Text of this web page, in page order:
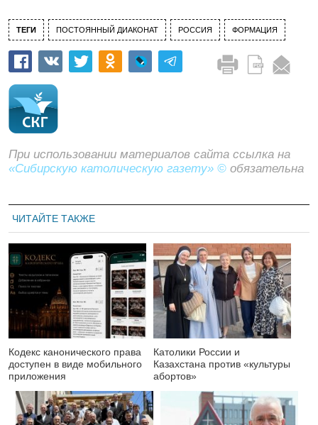
ТЕГИ ПОСТОЯННЫЙ ДИАКОНАТ РОССИЯ ФОРМАЦИЯ
При использовании материалов сайта ссылка на
«Сибирскую католическую газету» © обязательна
ЧИТАЙТЕ ТАКЖЕ
Кодекс канонического права
доступен в виде мобильного
приложения
Католики России и
Казахстана против «культуры
абортов»